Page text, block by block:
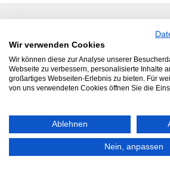
© 2026 J.Schwarzer GmbH & Co. Service KG/
Protection des données/
Wir verwenden Cookies
Wir können diese zur Analyse unserer
Webseite zu verbessern, personalisierte Inhalte
großartiges Webseiten-Erlebnis zu bieten. Für
von uns verwendeten Cookies öffnen Sie die
Ablehnen
Nein, anpassen